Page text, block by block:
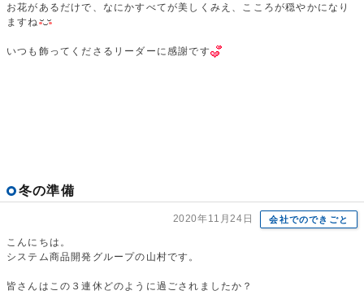
お花があるだけで、なにかすべてが美しくみえ、こころが穏やかになり
ますね
いつも飾ってくださるリーダーに感謝です
冬の準備
2020年11月24日 会社でのできごと
こんにちは。
システム商品開発グループの山村です。
皆さんはこの３連休どのように過ごされましたか？